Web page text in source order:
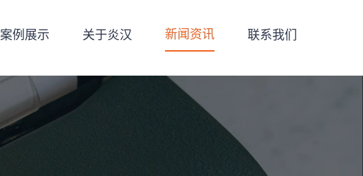
案例展示 关于炎汉 新闻资讯 联系我们